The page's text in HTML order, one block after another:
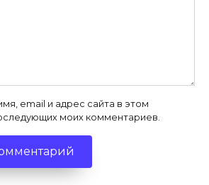
email и адрес сайта в этом
моих комментариев.